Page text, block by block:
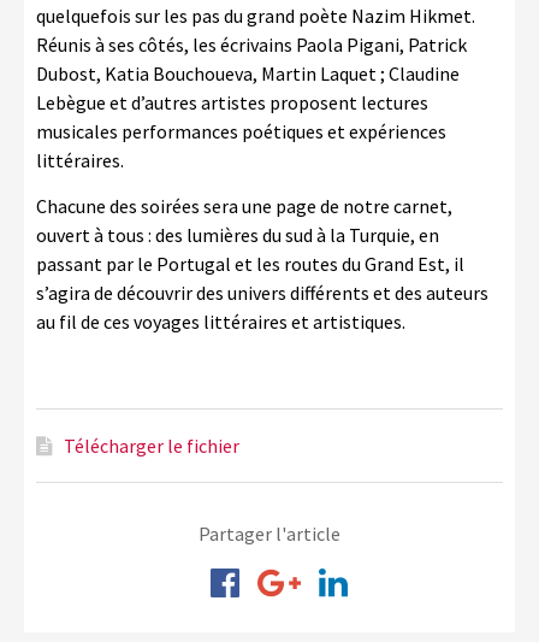
quelquefois sur les pas du grand poète Nazim Hikmet.
Réunis à ses côtés, les écrivains Paola Pigani, Patrick
Dubost, Katia Bouchoueva, Martin Laquet ; Claudine
Lebègue et d’autres artistes proposent lectures
musicales performances poétiques et expériences
littéraires.
Chacune des soirées sera une page de notre carnet,
ouvert à tous : des lumières du sud à la Turquie, en
passant par le Portugal et les routes du Grand Est, il
s’agira de découvrir des univers différents et des auteurs
au fil de ces voyages littéraires et artistiques.
Télécharger le fichier
Partager l'article